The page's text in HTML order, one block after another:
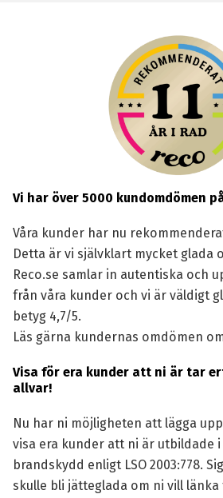
Vi har över 5000 kundomdömen
Våra kunder har nu
Detta är vi självklart mycket glada
Reco.se samlar in autentiska och
från våra kunder och vi är väldigt
betyg 4,7/5.
Läs gärna kundernas omdömen
Visa för era kunder att ni är tar
allvar!
Nu har ni möjligheten att lägga
visa era kunder att ni är utbildade
brandskydd enligt LSO 2003:778.
skulle bli jätteglada om ni vill länka